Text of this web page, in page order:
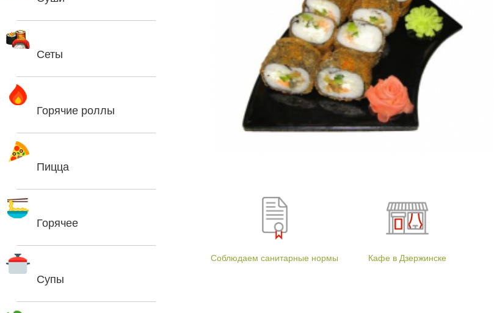
Соблюдаем санитарные нормы Кафе в Дзержинске
Сеты
Горячие роллы
Пицца
Горячее
Супы